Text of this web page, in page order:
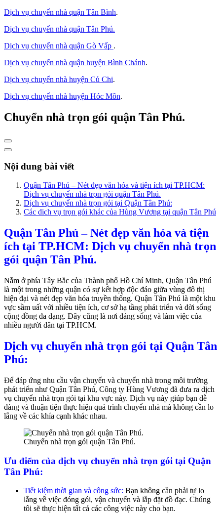
Dịch vụ chuyển nhà quận Tân Bình.
Dịch vụ chuyển nhà quận Tân Phú.
Dịch vụ chuyển nhà quận Gò Vấp .
Dịch vụ chuyển nhà quận huyện Bình Chánh.
Dịch vụ chuyển nhà huyện Củ Chi.
Dịch vụ chuyển nhà huyện Hóc Môn.
Chuyển nhà trọn gói quận Tân Phú.
Nội dung bài viết
Quận Tân Phú – Nét đẹp văn hóa và tiện ích tại TP.HCM:
Dịch vụ chuyển nhà trọn gói quận Tân Phú.
Dịch vụ chuyển nhà trọn gói tại Quận Tân Phú:
Các dich vụ trọn gói khác của Hùng Vương tại quận Tân Phú
Quận Tân Phú – Nét đẹp văn hóa và tiện
ích tại TP.HCM: Dịch vụ chuyển nhà trọn
gói quận Tân Phú.
Nằm ở phía Tây Bắc của Thành phố Hồ Chí Minh, Quận Tân Phú
là một trong những quận có sự kết hợp độc đáo giữa vùng đô thị
hiện đại và nét đẹp văn hóa truyền thống. Quận Tân Phú là một khu
vực sầm uất với nhiều tiện ích, cơ sở hạ tầng phát triển và đời sống
cộng đồng đa dạng. Đây cũng là nơi đáng sống và làm việc của
nhiều người dân tại TP.HCM.
Dịch vụ chuyển nhà trọn gói tại Quận Tân
Phú:
Để đáp ứng nhu cầu vận chuyển và chuyển nhà trong môi trường
phát triển như Quận Tân Phú, Công ty Hùng Vương đã đưa ra dịch
vụ chuyển nhà trọn gói tại khu vực này. Dịch vụ này giúp bạn dễ
dàng và thuận tiện thực hiện quá trình chuyển nhà mà không cần lo
lắng về các khía cạnh khác nhau.
Chuyển nhà trọn gói quận Tân Phú.
Ưu điểm của dịch vụ chuyển nhà trọn gói tại Quận
Tân Phú:
Tiết kiệm thời gian và công sức: Bạn không cần phải tự lo
lắng về việc đóng gói, vận chuyển và lắp đặt đồ đạc. Chúng
tôi sẽ thực hiện tất cả các công việc này cho bạn.